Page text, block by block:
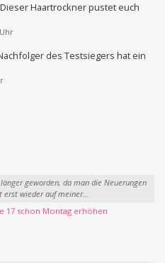
Haartrockner pustet euch
des Testsiegers hat ein
geworden, da man die Neuerungen
erst wieder auf meiner...
17 schon Montag erhöhen